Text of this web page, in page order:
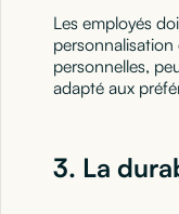
Les employés
personnalisation
personnelles,
adapté aux
3. La